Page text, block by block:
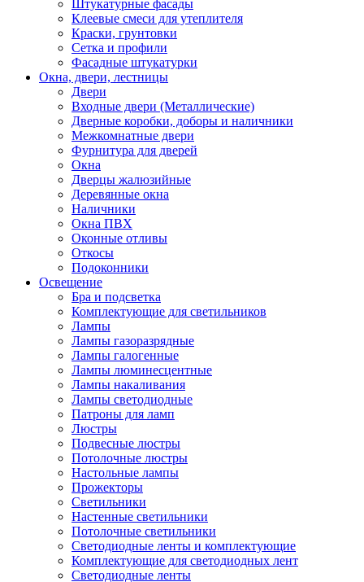
Штукатурные фасады
Клеевые смеси для утеплителя
Краски, грунтовки
Сетка и профили
Фасадные штукатурки
Окна, двери, лестницы
Двери
Входные двери (Металлические)
Дверные коробки, доборы и наличники
Межкомнатные двери
Фурнитура для дверей
Окна
Дверцы жалюзийные
Деревянные окна
Наличники
Окна ПВХ
Оконные отливы
Откосы
Подоконники
Освещение
Бра и подсветка
Комплектующие для светильников
Лампы
Лампы газоразрядные
Лампы галогенные
Лампы люминесцентные
Лампы накаливания
Лампы светодиодные
Патроны для ламп
Люстры
Подвесные люстры
Потолочные люстры
Настольные лампы
Прожекторы
Светильники
Настенные светильники
Потолочные светильники
Светодиодные ленты и комплектующие
Комплектующие для светодиодных лент
Светодиодные ленты